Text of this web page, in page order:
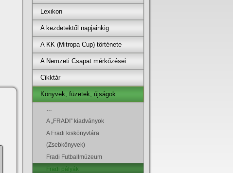
Lexikon
A kezdetektől napjainkig
A KK (Mitropa Cup) története
A Nemzeti Csapat mérkőzései
Cikktár
Könyvek, füzetek, újságok
A „FRADI” kiadványok
A Fradi kiskönyvtára
(Zsebkönyvek)
Fradi Futballmúzeum
Fradi pályák